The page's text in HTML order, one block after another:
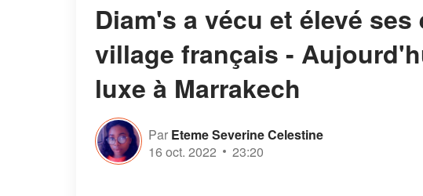
Diam's a vécu et élevé
village français -
luxe à Marrakech
Par Eteme Severine Celestine
16 oct. 2022
23:20